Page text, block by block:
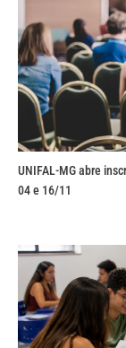
UNIFAL-MG abre
04 e 16/11